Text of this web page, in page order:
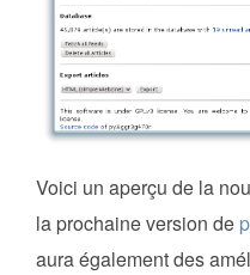
Voici un aperçu de la
la prochaine version de
aura également des